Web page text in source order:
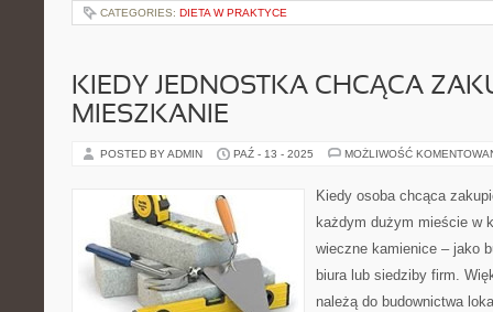
CATEGORIES: DIETA W PRAKTYCE
KIEDY JEDNOSTKA CHCĄCA
MIESZKANIE
POSTED BY ADMIN PAŹ - 13 - 2025 MOŻLIWOŚĆ
Kiedy osoba chcąca
każdym dużym mieście w
wieczne kamienice – jako
biura lub siedziby firm.
należą do budownictwa